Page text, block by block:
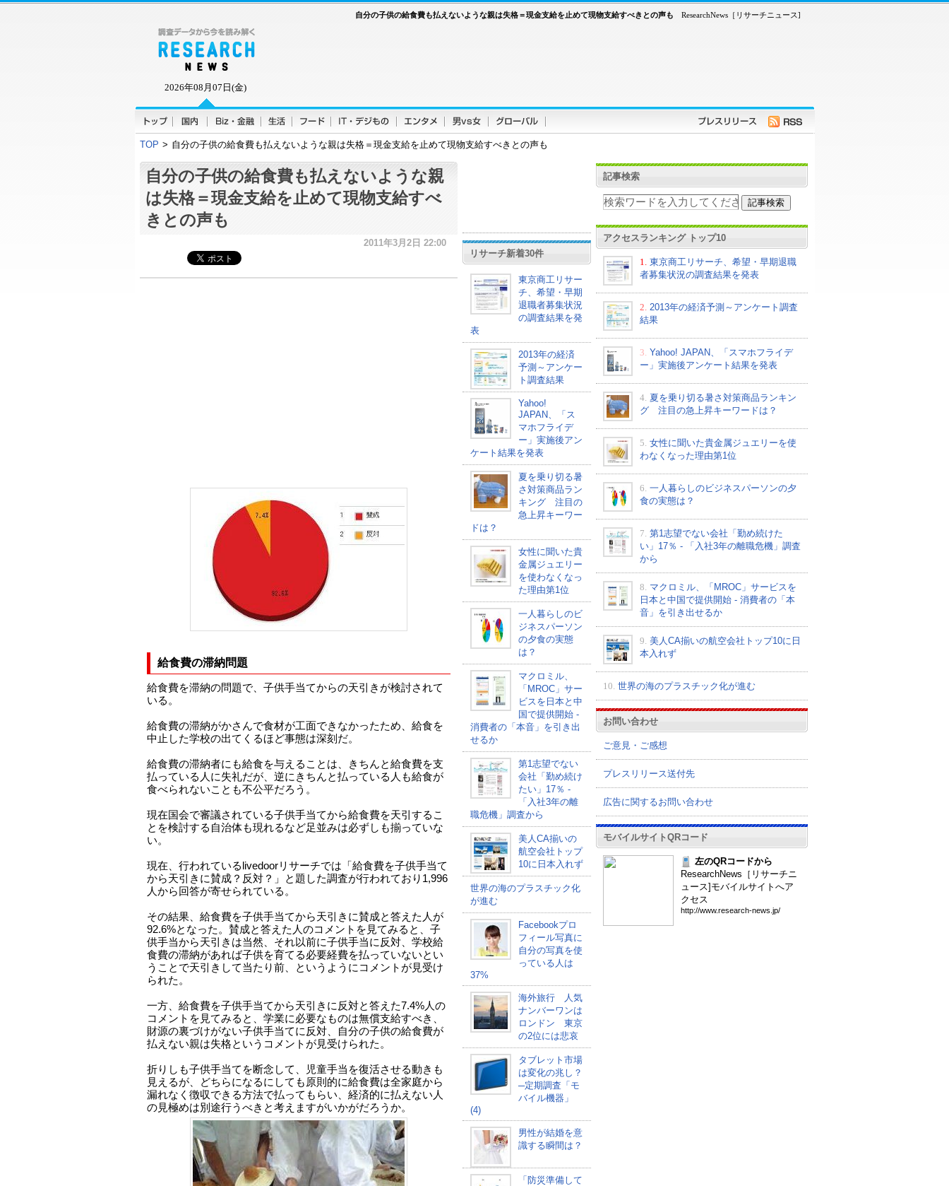
2026年08月07日(金)
ResearchNews［リサーチニュース]
自分の子供の給食費も払えないような親は失格＝現金支給を止めて現物支給すべきとの声も
TOP > 自分の子供の給食費も払えないような親は失格＝現金支給を止めて現物支給すべきとの声も
自分の子供の給食費も払えないような親
は失格＝現金支給を止めて現物支給すべ
きとの声も
2011年3月2日 22:00
給食費の滞納問題
給食費を滞納の問題で、子供手当てからの天引きが検討されて
いる。
給食費の滞納がかさんで食材が工面できなかったため、給食を
中止した学校の出てくるほど事態は深刻だ。
給食費の滞納者にも給食を与えることは、きちんと給食費を支
払っている人に失礼だが、逆にきちんと払っている人も給食が
食べられないことも不公平だろう。
現在国会で審議されている子供手当てから給食費を天引するこ
とを検討する自治体も現れるなど足並みは必ずしも揃っていな
い。
現在、行われているlivedoorリサーチでは「給食費を子供手当て
から天引きに賛成？反対？」と題した調査が行われており1,996
人から回答が寄せられている。
その結果、給食費を子供手当てから天引きに賛成と答えた人が
92.6%となった。賛成と答えた人のコメントを見てみると、子
供手当から天引きは当然、それ以前に子供手当に反対、学校給
食費の滞納があれば子供を育てる必要経費を払っていないとい
うことで天引きして当たり前、というようにコメントが見受け
られた。
一方、給食費を子供手当てから天引きに反対と答えた7.4%人の
コメントを見てみると、学業に必要なものは無償支給すべき、
財源の裏づけがない子供手当てに反対、自分の子供の給食費が
払えない親は失格というコメントが見受けられた。
折りしも子供手当てを断念して、児童手当を復活させる動きも
見えるが、どちらになるにしても原則的に給食費は全家庭から
漏れなく徴収できる方法で払ってもらい、経済的に払えない人
の見極めは別途行うべきと考えますがいかがだろうか。
リサーチ新着30件
東京商工リサー
チ、希望・早期
退職者募集状況
の調査結果を発
表
2013年の経済
予測～アンケー
ト調査結果
Yahoo!
JAPAN、「ス
マホフライデ
ー」実施後アン
ケート結果を発表
夏を乗り切る暑
さ対策商品ラン
キング 注目の
急上昇キーワー
ドは？
女性に聞いた貴
金属ジュエリー
を使わなくなっ
た理由第1位
一人暮らしのビ
ジネスパーソン
の夕食の実態
は？
マクロミル、
「MROC」サー
ビスを日本と中
国で提供開始 -
消費者の「本音」を引き出
せるか
第1志望でない
会社「勤め続け
たい」17％ -
「入社3年の離
職危機」調査から
美人CA揃いの
航空会社トップ
10に日本入れず
世界の海のプラスチック化
が進む
Facebookプロ
フィール写真に
自分の写真を使
っている人は
37%
海外旅行 人気
ナンバーワンは
ロンドン 東京
の2位には悲哀
タブレット市場
は変化の兆し？
─定期調査「モ
バイル機器」
(4)
男性が結婚を意
識する瞬間は？
「防災準備して
記事検索
アクセスランキング トップ10
1.
東京商工リサーチ、希望・早期退職
者募集状況の調査結果を発表
2. 2013年の経済予測～アンケート調査
結果
3. Yahoo! JAPAN、「スマホフライデ
ー」実施後アンケート結果を発表
4. 夏を乗り切る暑さ対策商品ランキン
グ 注目の急上昇キーワードは？
5. 女性に聞いた貴金属ジュエリーを使
わなくなった理由第1位
6. 一人暮らしのビジネスパーソンの夕
食の実態は？
7. 第1志望でない会社「勤め続けた
い」17％ - 「入社3年の離職危機」調査
から
8. マクロミル、「MROC」サービスを
日本と中国で提供開始 - 消費者の「本
音」を引き出せるか
9. 美人CA揃いの航空会社トップ10に日
本入れず
10. 世界の海のプラスチック化が進む
お問い合わせ
ご意見・ご感想
プレスリリース送付先
広告に関するお問い合わせ
モバイルサイトQRコード
左のQRコードから
ResearchNews［リサーチニ
ュース]モバイルサイトへア
クセス
http://www.research-news .jp/